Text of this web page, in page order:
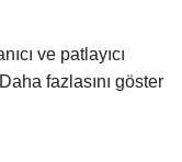
ve patlayıcı
fazlasını göster